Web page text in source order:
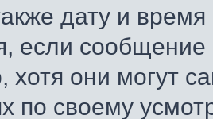
дату и
если
хотя они могут
по своему